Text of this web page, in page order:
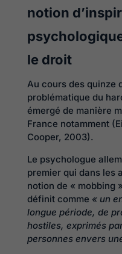
notion
le droit
Au cours des quinze
problématique du
émergé de manière
France notamment
Cooper, 2003).
Le psychologue
premier qui dans les
notion de « mobbing
définit comme « un
longue période, de
hostiles, exprimés
personnes envers